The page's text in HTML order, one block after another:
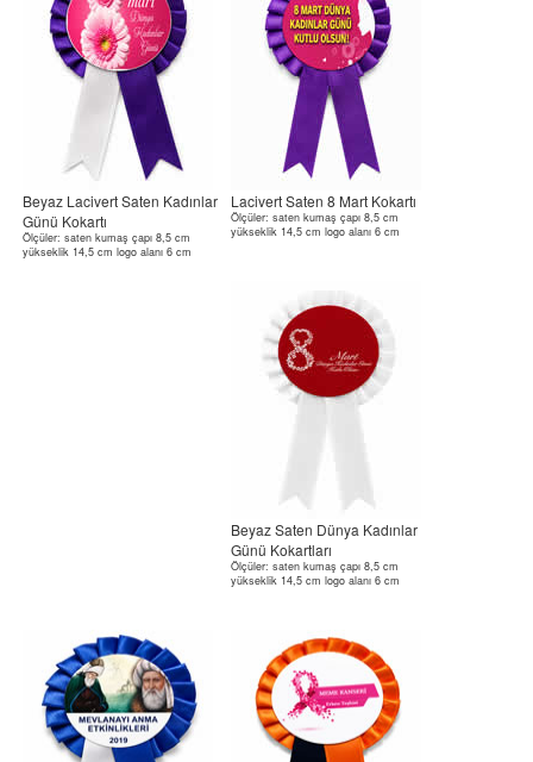
Beyaz Lacivert Saten Kadınlar
Günü Kokartı
Ölçüler: saten kumaş çapı 8,5 cm
yükseklik 14,5 cm logo alanı 6 cm
Lacivert Saten 8 Mart Kokartı
Ölçüler: saten kumaş çapı 8,5 cm
yükseklik 14,5 cm logo alanı 6 cm
Beyaz Saten Dünya Kadınlar
Günü Kokartları
Ölçüler: saten kumaş çapı 8,5 cm
yükseklik 14,5 cm logo alanı 6 cm